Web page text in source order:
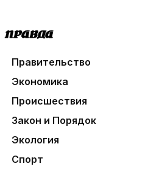
Правительство
Экономика
Происшествия
Закон и Порядок
Экология
Спорт